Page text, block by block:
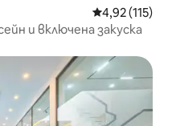
Средна
4,92 (115)
и включена закуска